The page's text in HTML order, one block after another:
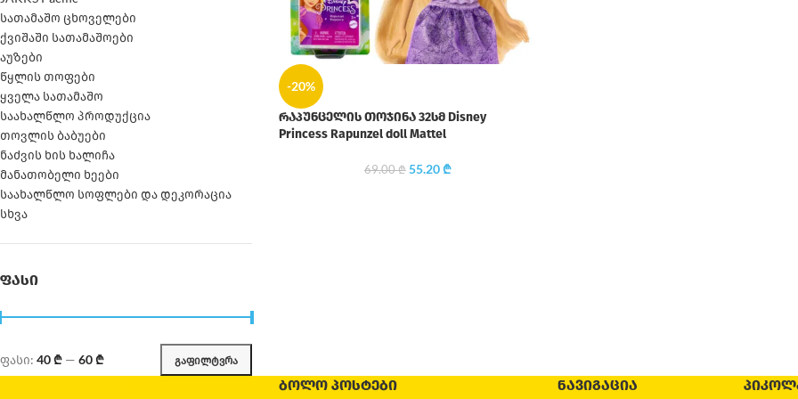
სათამაშო ცხოველები
ქვიშაში სათამაშოები
აუზები
წყლის თოფები
ყველა სათამაშო
საახალწლო პროდუქცია
თოვლის ბაბუები
ნაძვის ხის ხალიჩა
მანათობელი ხეები
საახალწლო სოფლები და დეკორაცია
სხვა
ᲤᲐᲡᲘ
ᲒᲐᲤᲘᲚᲢᲕᲠᲐ
ფასი: 40 ₾ — 60 ₾
-20%
რაპუნცელის თოჯინა 32სმ Disney
Princess Rapunzel doll Mattel
69.00₾ 55.20₾
ᲑᲝᲚᲝ ᲞᲝᲡᲢᲔᲑᲘ ᲜᲐᲕᲘᲒᲐᲪᲘᲐ